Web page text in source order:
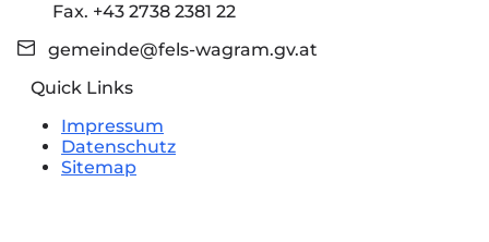
Fax. +43 2738 2381 22
gemeinde@fels-wagram.gv.at
Quick Links
Impressum
Datenschutz
Sitemap